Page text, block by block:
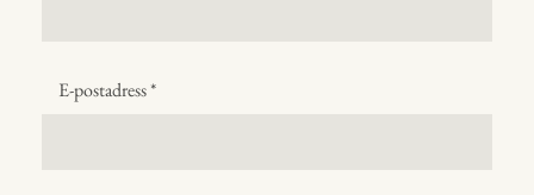
E-postadress*